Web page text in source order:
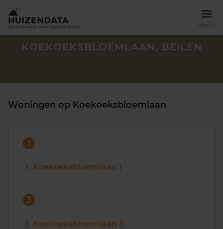
Menu
Zoek een woning
KOEKOEKSBLOEMLAAN, BEILEN
Woningen op Koekoeksbloemlaan
1
Koekoeksbloemlaan 1
3
Koekoeksbloemlaan 3